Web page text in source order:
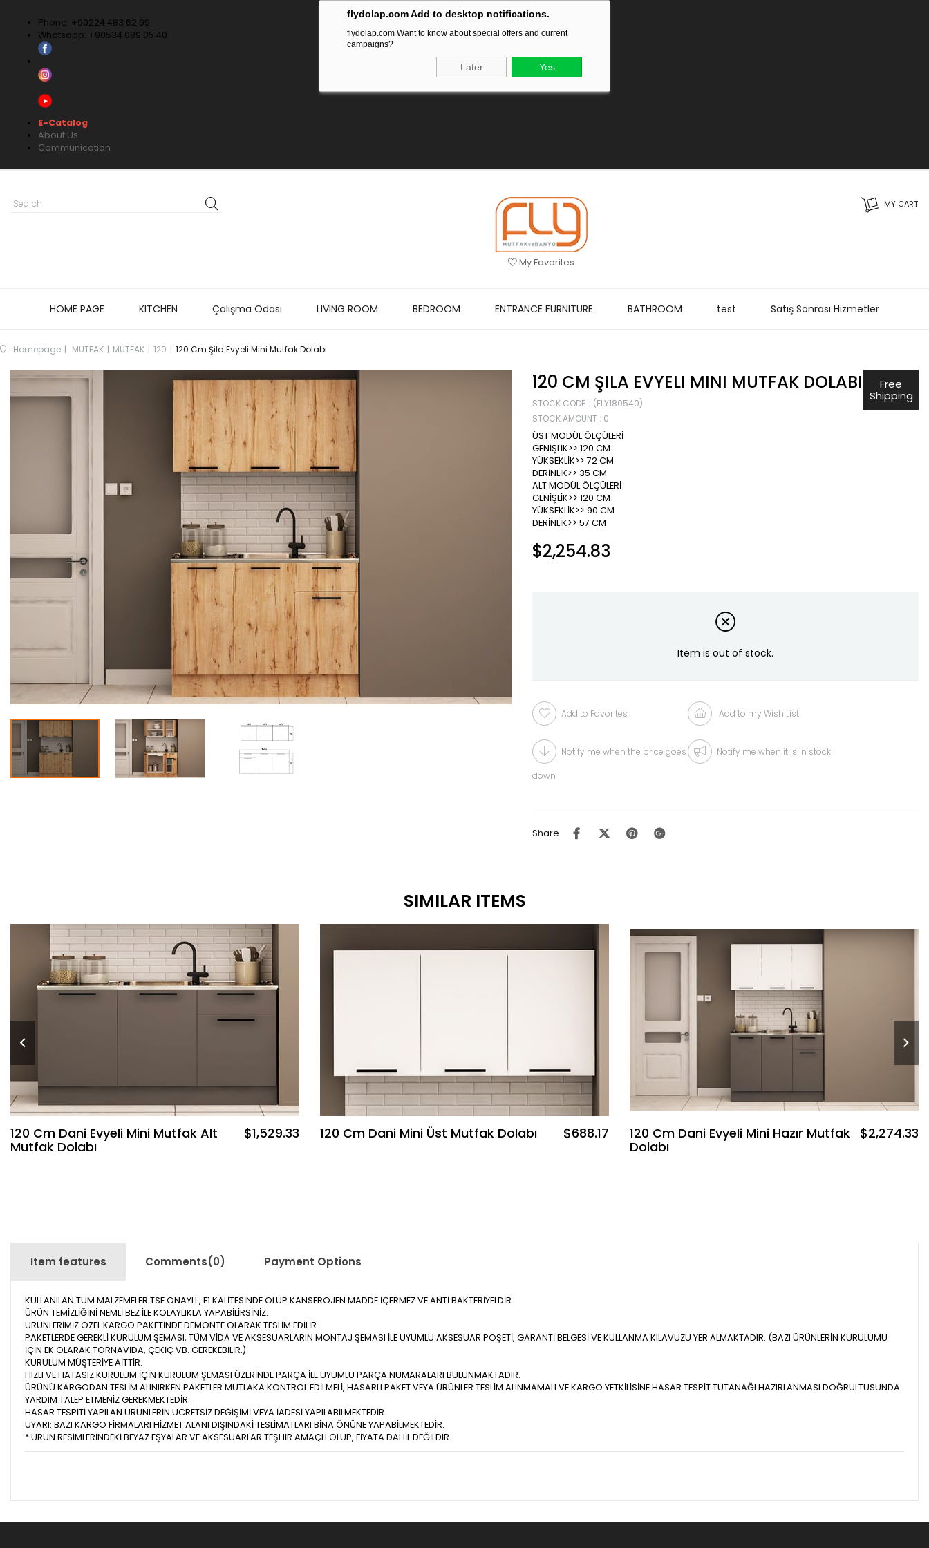
flydolap.com Add to desktop notifications.
flydolap.com Want to know about special offers and current
campaigns?
Later Yes
Phone: +90224 483 62 99
Whatsapp: +90534 089 05 40
E-Catalog
About Us
Communication
My Favorites
MY CART
HOME PAGE KITCHEN Çalışma Odası LIVING ROOM BEDROOM ENTRANCE FURNITURE BATHROOM test Satış Sonrası Hizmetler
Homepage MUTFAK MUTFAK 120 120 Cm Şila Evyeli Mini Mutfak Dolabı
120 CM ŞILA EVYELI MINI MUTFAK DOLABI
STOCK CODE
(FLY180540)
STOCK AMOUNT : 0
ÜST MODÜL ÖLÇÜLERİ
GENİŞLİK>> 120 CM
YÜKSEKLİK>> 72 CM
DERİNLİK>> 35 CM
ALT MODÜL ÖLÇÜLERİ
GENİŞLİK>> 120 CM
YÜKSEKLİK>> 90 CM
DERİNLİK>> 57 CM
$2,254.83
Free
Shipping
Item is out of stock.
Add to Favorites Add to my Wish List
Notify me when the price goes
down
Notify me when it is in stock
Share
SIMILAR ITEMS
120 Cm Dani Evyeli Mini Mutfak Alt
Mutfak Dolabı
$1,529.33 120 Cm Dani Mini Üst Mutfak Dolabı $688.17
120 Cm Dani Evyeli Mini Hazır Mutfak
Dolabı
$2,274.33
Item features Comments(0) Payment Options
KULLANILAN TÜM MALZEMELER TSE ONAYLI , E1 KALİTESİNDE OLUP KANSEROJEN MADDE İÇERMEZ VE ANTİ BAKTERİYELDİR.
ÜRÜN TEMİZLİĞİNİ NEMLİ BEZ İLE KOLAYLIKLA YAPABİLİRSİNİZ.
ÜRÜNLERİMİZ ÖZEL KARGO PAKETİNDE DEMONTE OLARAK TESLİM EDİLİR.
PAKETLERDE GEREKLİ KURULUM ŞEMASI, TÜM VİDA VE AKSESUARLARIN MONTAJ ŞEMASI İLE UYUMLU AKSESUAR POŞETİ, GARANTİ BELGESİ VE KULLANMA KILAVUZU YER ALMAKTADIR. (BAZI ÜRÜNLERİN KURULUMU
İÇİN EK OLARAK TORNAVİDA, ÇEKİÇ VB. GEREKEBİLİR.)
KURULUM MÜŞTERİYE AİTTİR.
HIZLI VE HATASIZ KURULUM İÇİN KURULUM ŞEMASI ÜZERİNDE PARÇA İLE UYUMLU PARÇA NUMARALARI BULUNMAKTADIR.
ÜRÜNÜ KARGODAN TESLİM ALINIRKEN PAKETLER MUTLAKA KONTROL EDİLMELİ, HASARLI PAKET VEYA ÜRÜNLER TESLİM ALINMAMALI VE KARGO YETKİLİSİNE HASAR TESPİT TUTANAĞI HAZIRLANMASI DOĞRULTUSUNDA
YARDIM TALEP ETMENİZ GEREKMEKTEDİR.
HASAR TESPİTİ YAPILAN ÜRÜNLERİN ÜCRETSİZ DEĞİŞİMİ VEYA İADESİ YAPILABİLMEKTEDİR.
UYARI: BAZI KARGO FİRMALARI HİZMET ALANI DIŞINDAKİ TESLİMATLARI BİNA ÖNÜNE YAPABİLMEKTEDİR.
* ÜRÜN RESİMLERİNDEKİ BEYAZ EŞYALAR VE AKSESUARLAR TEŞHİR AMAÇLI OLUP, FİYATA DAHİL DEĞİLDİR.